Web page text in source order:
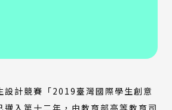
設計競賽「2019臺灣國際學生創意